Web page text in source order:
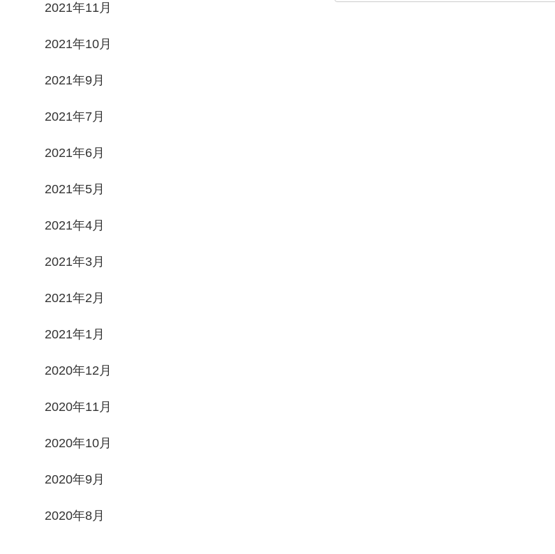
2021年11月
2021年10月
2021年9月
2021年7月
2021年6月
2021年5月
2021年4月
2021年3月
2021年2月
2021年1月
2020年12月
2020年11月
2020年10月
2020年9月
2020年8月